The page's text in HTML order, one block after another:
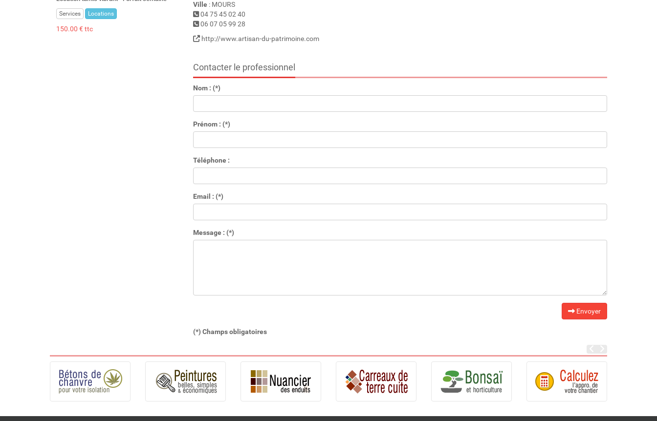
Services Locations
150.00 € ttc
Ville: MOURS
04 75 45 02 40
06 07 05 99 28
http://www.artisan-du-patrimoine.com
Contacter le professionnel
Nom : (*)
Prénom : (*)
Téléphone :
Email : (*)
Message : (*)
Envoyer
(*) Champs obligatoires